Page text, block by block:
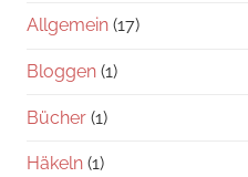
Allgemein (17)
Bloggen (1)
Bücher (1)
Häkeln (1)